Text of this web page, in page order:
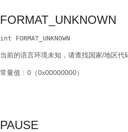
FORMAT_UNKNOWN
int FORMAT_UNKNOWN
当前的语言环境未知，请查找国家/地区代
常量值：0（0x00000000）
PAUSE